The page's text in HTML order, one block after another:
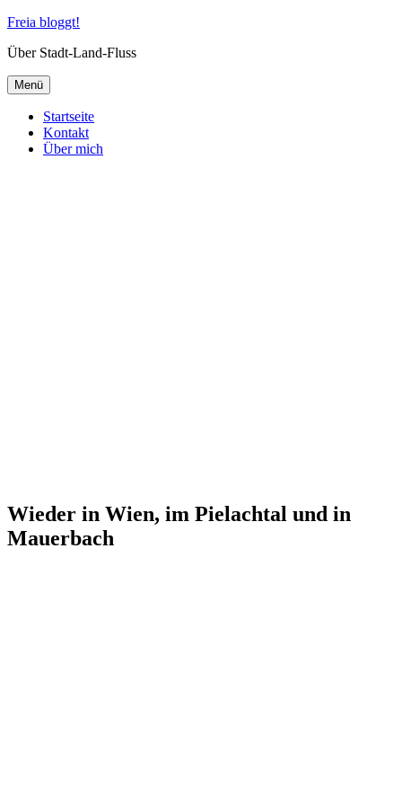
Zum
springen
Freia bloggt!
Über Stadt-Land-Fluss
Menü
Startseite
Kontakt
Über mich
Wieder in Wien, im Pielachtal und in
Mauerbach